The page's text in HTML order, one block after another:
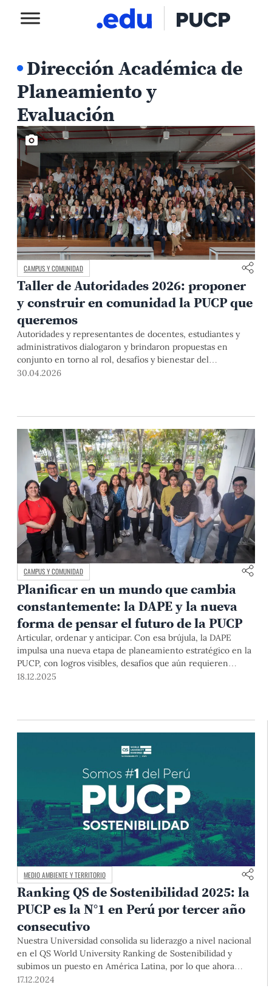
Dirección Académica de
Planeamiento y
Evaluación
CAMPUS Y COMUNIDAD
Taller de Autoridades 2026: proponer
y construir en comunidad la PUCP que
queremos
Autoridades y representantes de docentes, estudiantes y
administrativos dialogaron y brindaron propuestas en
conjunto en torno al rol, desafíos y bienestar del
profesorado. El primer día trabajaron en 9 equipos, y en el
30.04.2026
CAMPUS Y COMUNIDAD
Planificar en un mundo que cambia
constantemente: la DAPE y la nueva
forma de pensar el futuro de la PUCP
Articular, ordenar y anticipar. Con esa brújula, la DAPE
impulsa una nueva etapa de planeamiento estratégico en la
PUCP, con logros visibles, desafíos que aún requieren
tiempo, pero con la convicción constante de estar al
18.12.2025
MEDIO AMBIENTE Y TERRITORIO
Ranking QS de Sostenibilidad 2025: la
PUCP es la N°1 en Perú por tercer año
consecutivo
Nuestra Universidad consolida su liderazgo a nivel nacional
en el QS World University Ranking de Sostenibilidad y
subimos un puesto en América Latina, por lo que ahora
somos la N°16. Asimismo, obtuvimos el primer lugar en 4
17.12.2024